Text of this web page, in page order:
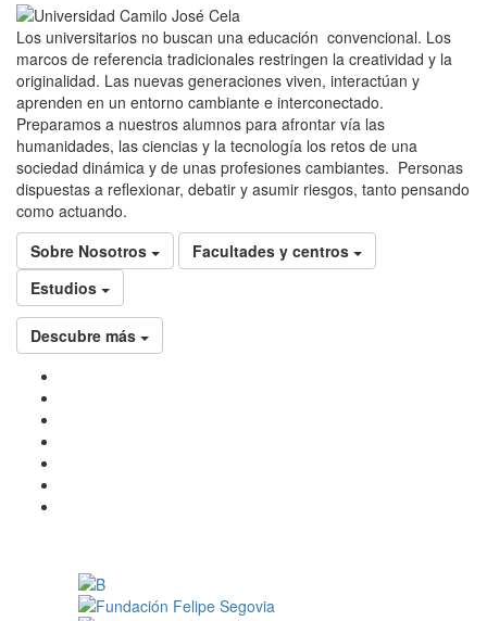
Los universitarios no buscan una educación convencional. Los
marcos de referencia tradicionales restringen la creatividad y la
originalidad. Las nuevas generaciones viven, interactúan y
aprenden en un entorno cambiante e interconectado.
Preparamos a nuestros alumnos para afrontar vía las
humanidades, las ciencias y la tecnología los retos de una
sociedad dinámica y de unas profesiones cambiantes. Personas
dispuestas a reflexionar, debatir y asumir riesgos, tanto pensando
como actuando.
Sobre Nosotros
Facultades y centros
Estudios
Descubre más